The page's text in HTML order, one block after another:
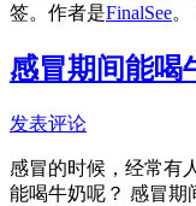
签。 作者是FinalSee。
感冒期间能喝
发表评论
感冒的时候，经常有
能喝牛奶呢？ 感冒期